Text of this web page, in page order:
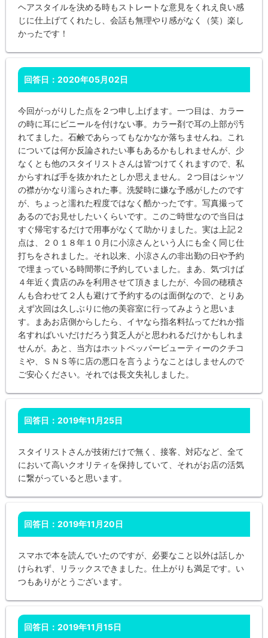
ヘアスタイルを決める時もストレートな意見をくれえ良い感
じに仕上げてくれたし、会話も無理やり感がなく（笑）楽し
かったです！
回答日：2020年05月02日
今回がっがりした点を２つ申し上げます。一つ目は、カラー
の時に耳にビニールを付けない事。カラー剤で耳の上部が汚
れてました。石鹸であらってもなかなか落ちませんね。これ
については何か反論されたい事もあるかもしれませんが、少
なくとも他のスタイリストさんは皆つけてくれますので、私
からすれば手を抜かれたとしか思えません。２つ目はシャツ
の襟がかなり濡らされた事。洗髪時に嫌な予感がしたのです
が、ちょっと濡れた程度ではなく酷かったです。写真撮って
あるのでお見せしたいくらいです。このご時世なので当日は
すぐ帰宅するだけで用事がなくて助かりました。実は上記２
点は、２０１８年１０月に小涼さんという人にも全く同じ仕
打ちをされました。それ以来、小涼さんの非出勤の日や予約
で埋まっている時間帯に予約していました。まあ、気づけば
４年近く貴店のみを利用させて頂きましたが、今回の穂積さ
んも合わせて２人も避けて予約するのは面倒なので、とりあ
えず次回は久しぶりに他の美容室に行ってみようと思いま
す。まあお店側からしたら、イヤなら指名料払ってだれか指
名すればいいだけだろう貧乏人がと思われるだけかもしれま
せんが。あと、当方はホットペッパービューティーのクチコ
ミや、ＳＮＳ等に店の悪口を言うようなことはしませんので
ご安心ください。それでは長文失礼しました。
回答日：2019年11月25日
スタイリストさんが技術だけで無く、接客、対応など、全て
において高いクオリティを保持していて、それがお店の活気
に繋がっていると思います。
回答日：2019年11月20日
スマホで本を読んでいたのですが、必要なこと以外は話しか
けられず、リラックスできました。仕上がりも満足です。い
つもありがとうございます。
回答日：2019年11月15日